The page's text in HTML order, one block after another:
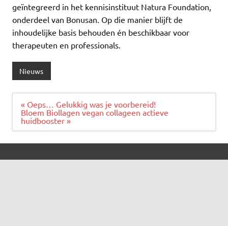
geïntegreerd in het kennisinstituut Natura Foundation,
onderdeel van Bonusan. Op die manier blijft de
inhoudelijke basis behouden én beschikbaar voor
therapeuten en professionals.
Nieuws
Bericht
navigatie
« Oeps… Gelukkig was je voorbereid!
Bloem Biollagen vegan collageen actieve
huidbooster »